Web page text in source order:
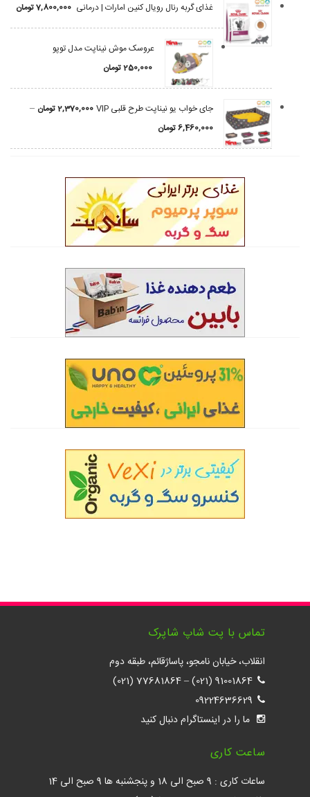
غذای گربه رنال رویال کنین امارات | درمانی 7,800,000تومان
عروسک موش نیناپت مدل توپو
250,000تومان
جای خواب یو نیناپت طرح قلبی VIP 2,370,000تومان –
6,460,000تومان
تماس با پت شاپ شاپرک
انقلاب، خیابان نامجو، پاساژقائم، طبقه دوم
91001864 (021)
–
77681864 (021)
09224636629
ما را در اینستاگرام دنبال کنید
ساعت کاری
ساعات کاری : 9 صبح الی 18 و پنجشنبه ها 9 صبح الی 14